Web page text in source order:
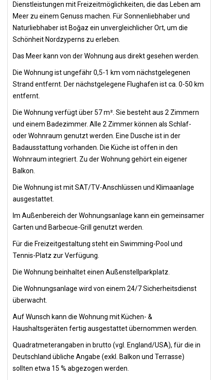
Dienstleistungen mit Freizeitmöglichkeiten, die das Leben am
Meer zu einem Genuss machen. Für Sonnenliebhaber und
Naturliebhaber ist Boğaz ein unvergleichlicher Ort, um die
Schönheit Nordzyperns zu erleben.
Das Meer kann von der Wohnung aus direkt gesehen werden.
Die Wohnung ist ungefähr 0,5-1 km vom nächstgelegenen
Strand entfernt. Der nächstgelegene Flughafen ist ca. 0-50 km
entfernt.
Die Wohnung verfügt über 57 m². Sie besteht aus 2 Zimmern
und einem Badezimmer. Alle 2 Zimmer können als Schlaf-
oder Wohnraum genutzt werden. Eine Dusche ist in der
Badausstattung vorhanden. Die Küche ist offen in den
Wohnraum integriert. Zu der Wohnung gehört ein eigener
Balkon.
Die Wohnung ist mit SAT/TV-Anschlüssen und Klimaanlage
ausgestattet.
Im Außenbereich der Wohnungsanlage kann ein gemeinsamer
Garten und Barbecue-Grill genutzt werden.
Für die Freizeitgestaltung steht ein Swimming-Pool und
Tennis-Platz zur Verfügung.
Die Wohnung beinhaltet einen Außenstellparkplatz.
Die Wohnungsanlage wird von einem 24/7 Sicherheitsdienst
überwacht.
Auf Wunsch kann die Wohnung mit Küchen- &
Haushaltsgeräten fertig ausgestattet übernommen werden.
Quadratmeterangaben in brutto (vgl. England/USA), für die in
Deutschland übliche Angabe (exkl. Balkon und Terrasse)
sollten etwa 15 % abgezogen werden.